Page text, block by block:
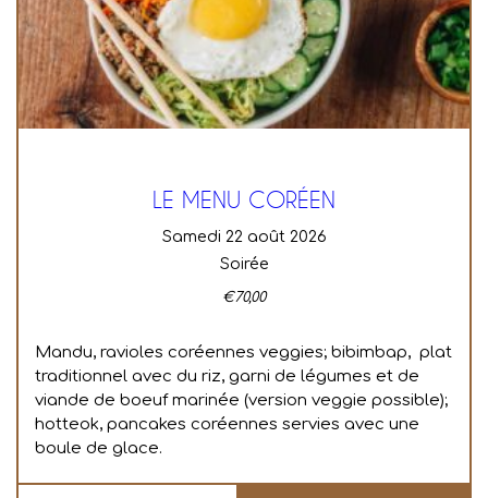
LE MENU CORÉEN
samedi 22 août 2026
Soirée
€70,00
Mandu, ravioles coréennes veggies; bibimbap, plat
traditionnel avec du riz, garni de légumes et de
viande de boeuf marinée (version veggie possible);
hotteok, pancakes coréennes servies avec une
boule de glace.